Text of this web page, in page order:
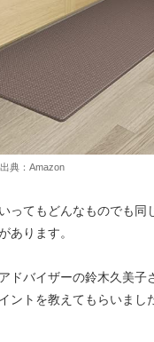
出典：Amazon
ってもどんなものでも同
あります。
ドバイザーの鈴木久美子
ントを教えてもらいまし